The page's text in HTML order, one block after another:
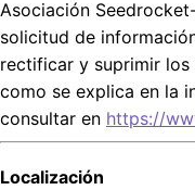
Asociación
solicitud de
rectificar y suprimir
como se explica en la
consultar en https://
Localización